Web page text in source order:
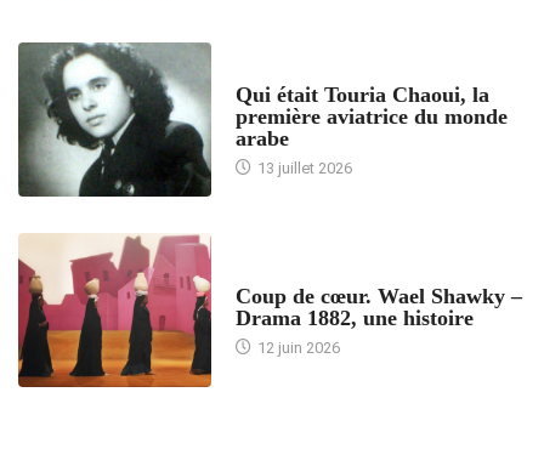
Qui était Touria Chaoui, la
première aviatrice du monde
arabe
13 juillet 2026
Coup de cœur. Wael Shawky –
Drama 1882, une histoire
12 juin 2026